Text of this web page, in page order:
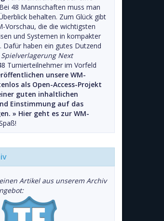
Bei 48 Mannschaften muss man
behalten. Zum Glück gibt
Vorschau, die die wichtigsten
und Systemen in kompakter
Dafür haben ein gutes Dutzend
Spielverlagerung Next
Turnierteilnehmer im Vorfeld
unsere WM-
als Open-Access-Projekt
guten inhaltlichen
Einstimmung auf das
» Hier geht es zur WM-
Artikel aus unserem Archiv